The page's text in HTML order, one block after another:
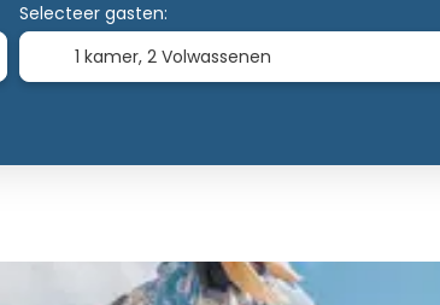
Selecteer gasten:
1 kamer, 2 Volwassenen